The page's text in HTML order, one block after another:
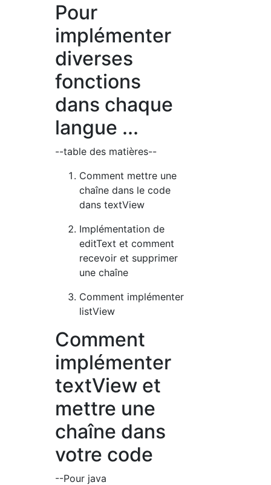
Pour
implémenter
diverses
fonctions
dans chaque
langue ...
--table des matières--
Comment mettre une
chaîne dans le code
dans textView
Implémentation de
editText et comment
recevoir et supprimer
une chaîne
Comment implémenter
listView
Comment
implémenter
textView et
mettre une
chaîne dans
votre code
--Pour java